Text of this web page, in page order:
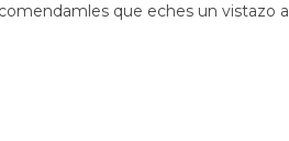
que eches un vistazo a